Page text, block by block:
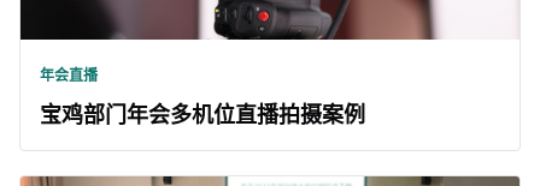
年会直播
宝鸡部门年会多机位直播拍摄案例